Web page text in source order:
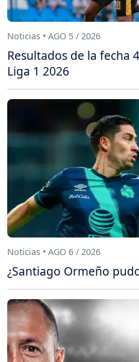
Noticias • AGO 5 / 2026
Resultados de la fecha
Liga 1 2026
Noticias • AGO 6 / 2026
¿Santiago Ormeño